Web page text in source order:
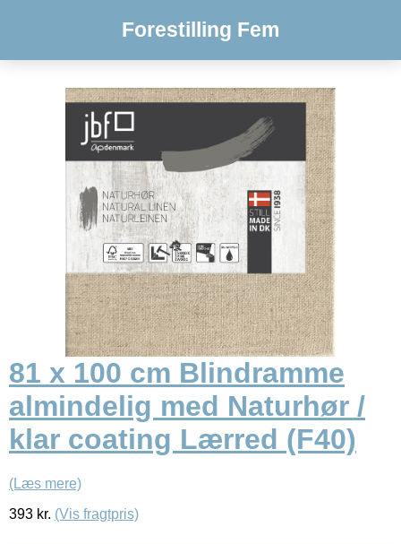
Forestilling Fem
81 x 100 cm Blindramme
almindelig med Naturhør /
klar coating Lærred (F40)
(Læs mere)
393 kr. (Vis fragtpris)